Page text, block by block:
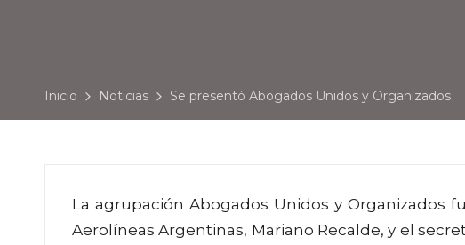
Inicio Noticias Se presentó Abogados Unidos y Organizados
La agrupación Abogados Unidos y Organizados
Aerolíneas Argentinas, Mariano Recalde, y el